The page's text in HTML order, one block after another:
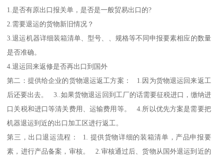
1.是否有原出口报关单，是否是一般贸易出口的?
2.需要退运的货物新旧情况？
3.退运机器详细装箱清单、型号、、规格等不同申报要素相应的数量
是否准确。
4.退运回来返修是否再出口到国外
第二：提供给企业的货物退运返工方案： 1.因为货物退运回来返工
后还要出去。 3..如果货物退运回到工厂的话需要征税进口，缴纳进
口关税和进口等清关费用、运输费用等。 4.所以优先方案是需要把
机器退运到近的出口加工区进行返工。
第三，出口退运流程： 1. 提供货物详细的装箱清单，产品申报要
素，进行产品备案，审核。 2.审核通过后、货物从国外退运到近的